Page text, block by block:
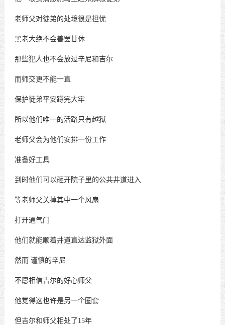
老师父对徒弟的处境很是担忧
黑老大绝不会善罢甘休
那些犯人也不会放过辛尼和吉尔
而师交更不能一直
保护徒弟平安蹲完大牢
所以他们唯一的活路只有越狱
老师父会为他们安排一份工作
准备好工具
到时他们可以砸开院子里的公共井道进入
等老师父关掉其中一个风扇
打开通气门
他们就能顺着井道直达监狱外面
然而 谨慎的辛尼
不愿相信吉尔的好心师父
他觉得这也许是另一个圈套
但吉尔和师父相处了15年